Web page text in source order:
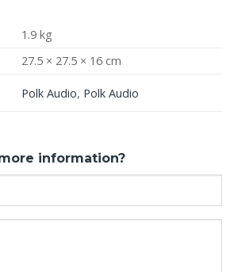
1.9 kg
27.5 × 27.5 × 16 cm
Polk Audio, Polk Audio
information?